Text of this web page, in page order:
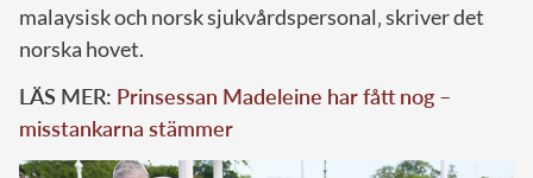
malaysisk och norsk sjukvårdspersonal‚ skriver det
norska hovet.
LÄS MER: Prinsessan Madeleine har fått nog –
misstankarna stämmer